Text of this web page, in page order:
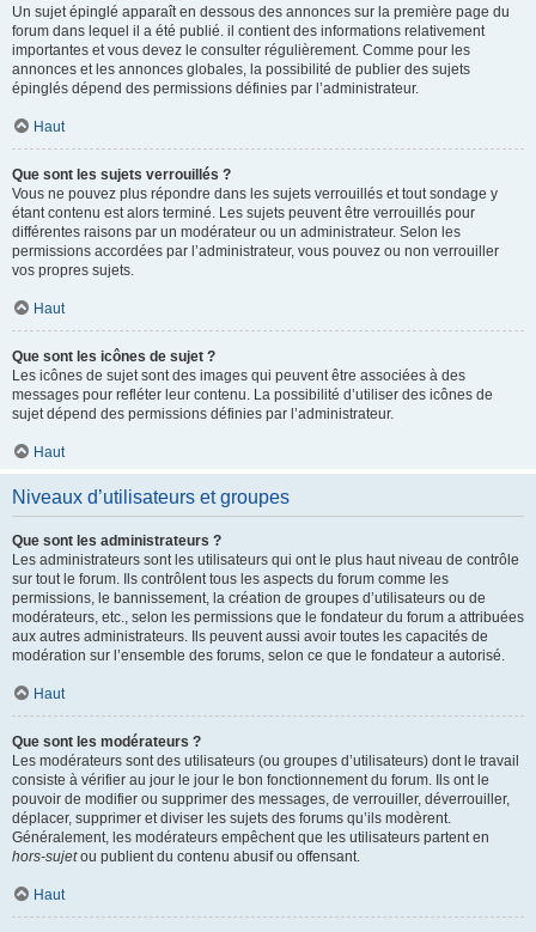
Un sujet épinglé apparaît en dessous des annonces sur la première page du
forum dans lequel il a été publié. il contient des informations relativement
importantes et vous devez le consulter régulièrement. Comme pour les
annonces et les annonces globales, la possibilité de publier des sujets
épinglés dépend des permissions définies par l’administrateur.
Haut
Que sont les sujets verrouillés ?
Vous ne pouvez plus répondre dans les sujets verrouillés et tout sondage y
étant contenu est alors terminé. Les sujets peuvent être verrouillés pour
différentes raisons par un modérateur ou un administrateur. Selon les
permissions accordées par l’administrateur, vous pouvez ou non verrouiller
vos propres sujets.
Haut
Que sont les icônes de sujet ?
Les icônes de sujet sont des images qui peuvent être associées à des
messages pour refléter leur contenu. La possibilité d’utiliser des icônes de
sujet dépend des permissions définies par l’administrateur.
Haut
Niveaux d’utilisateurs et groupes
Que sont les administrateurs ?
Les administrateurs sont les utilisateurs qui ont le plus haut niveau de contrôle
sur tout le forum. Ils contrôlent tous les aspects du forum comme les
permissions, le bannissement, la création de groupes d’utilisateurs ou de
modérateurs, etc., selon les permissions que le fondateur du forum a attribuées
aux autres administrateurs. Ils peuvent aussi avoir toutes les capacités de
modération sur l’ensemble des forums, selon ce que le fondateur a autorisé.
Haut
Que sont les modérateurs ?
Les modérateurs sont des utilisateurs (ou groupes d’utilisateurs) dont le travail
consiste à vérifier au jour le jour le bon fonctionnement du forum. Ils ont le
pouvoir de modifier ou supprimer des messages, de verrouiller, déverrouiller,
déplacer, supprimer et diviser les sujets des forums qu’ils modèrent.
Généralement, les modérateurs empêchent que les utilisateurs partent en
hors-sujetou publient du contenu abusif ou offensant.
Haut